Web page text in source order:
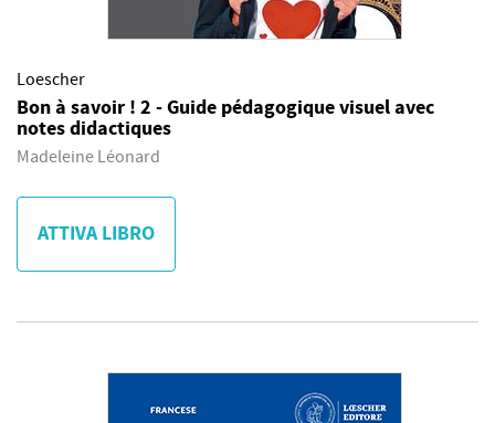
Loescher
Bon à savoir ! 2 - Guide pédagogique visuel avec
notes didactiques
Madeleine Léonard
ATTIVA LIBRO